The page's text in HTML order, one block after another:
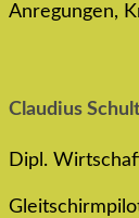
Anregungen,
Claudius
Dipl.